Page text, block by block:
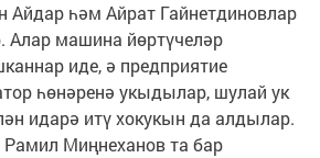
Айдар һәм Айрат Гайнетдиновлар
машина йөртүчеләр
иде, ә предприятие
һөнәренә укыдылар, шулай ук
идарә итү хокукын да алдылар.
Миңнеханов та бар